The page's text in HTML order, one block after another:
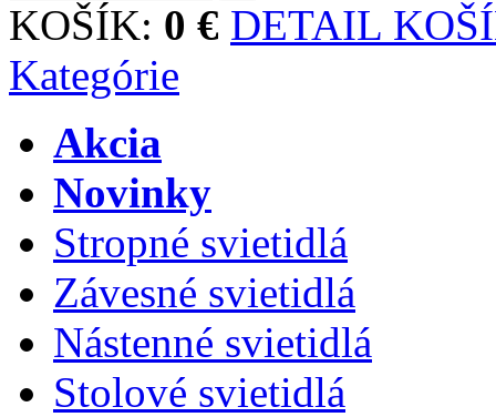
KOŠÍK: 0 € DETAIL
Kategórie
Akcia
Novinky
Stropné svietidlá
Závesné svietidlá
Nástenné svietidlá
Stolové svietidlá